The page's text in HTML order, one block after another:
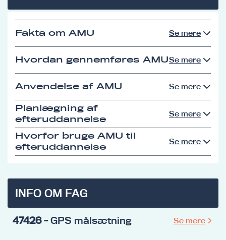
Fakta om AMU Se mere
Hvordan gennemføres AMUSe mere
Anvendelse af AMU Se mere
Planlægning af
efteruddannelse
Se mere
Hvorfor bruge AMU til
efteruddannelse
Se mere
INFO OM FAG
47426- GPS målsætning Se mere